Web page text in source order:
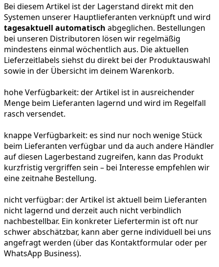
Bei diesem Artikel ist der Lagerstand direkt mit den
Systemen unserer Hauptlieferanten verknüpft und wird
tagesaktuell automatisch abgeglichen. Bestellungen
bei unseren Distributoren lösen wir regelmäßig
mindestens einmal wöchentlich aus. Die aktuellen
Lieferzeitlabels siehst du direkt bei der Produktauswahl
sowie in der Übersicht im deinem Warenkorb.
hohe Verfügbarkeit: der Artikel ist in ausreichender
Menge beim Lieferanten lagernd und wird im Regelfall
rasch versendet.
knappe Verfügbarkeit: es sind nur noch wenige Stück
beim Lieferanten verfügbar und da auch andere Händler
auf diesen Lagerbestand zugreifen, kann das Produkt
kurzfristig vergriffen sein – bei Interesse empfehlen wir
eine zeitnahe Bestellung.
nicht verfügbar: der Artikel ist aktuell beim Lieferanten
nicht lagernd und derzeit auch nicht verbindlich
nachbestellbar. Ein konkreter Liefertermin ist oft nur
schwer abschätzbar, kann aber gerne individuell bei uns
angefragt werden (über das Kontaktformular oder per
WhatsApp Business).